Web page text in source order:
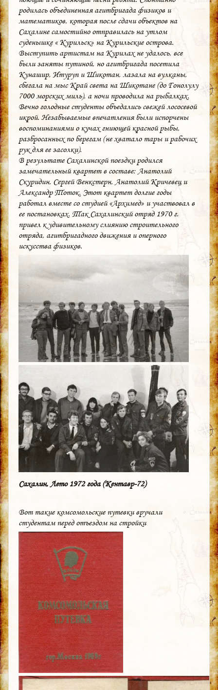
родилась объединенная агитбригада физиков и
математиков, которая после сдачи объектов на
Сахалине самостийно отправилась на утлом
суденышке « Курильск» на Курильские острова.
Выступить артистам на Курилах не удалось, все
были заняты путиной, но агитбригада посетила
Кунашир, Итуруп и Шикотан, лазала на вулканы,
сбегала на мыс Край света на Шикотане (до Гонолулу
7000 морских миль), а ночи проводила на рыбалках.
Вечно голодные студенты объедались свежей лососевой
икрой. Незабываемые впечатления были испорчены
воспоминаниями о кучах гниющей красной рыбы,
разбросанных по берегам (не хватало тары и рабочих
рук для ее засолки).
В результате Сахалинской поездки родился
замечательный квартет в составе: Анатолий
Скуридин, Сергей Венкстерн, Анатолий Кричевец и
Александр Тоток. Этот квартет долгие годы
работал вместе со студией «Архимед» и участвовал в
ее постановках. Так Сахалинский отряд 1970 г.
привел к удивительному слиянию строительного
отряда, агитбригадного движения и оперного
искусства физиков.
Сахалин, Лето 1972 года (Кентавр-72)
Вот такие комсомольские путевки вручали
студентам перед отъездом на стройки